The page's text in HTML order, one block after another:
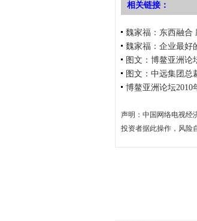
相关链接：
魏家福：东西融合
魏家福：企业最好
图文：博鳌亚洲论
图文：中远集团总
博鳌亚洲论坛2010
声明：中国网络电视经
投资者据此操作，风险